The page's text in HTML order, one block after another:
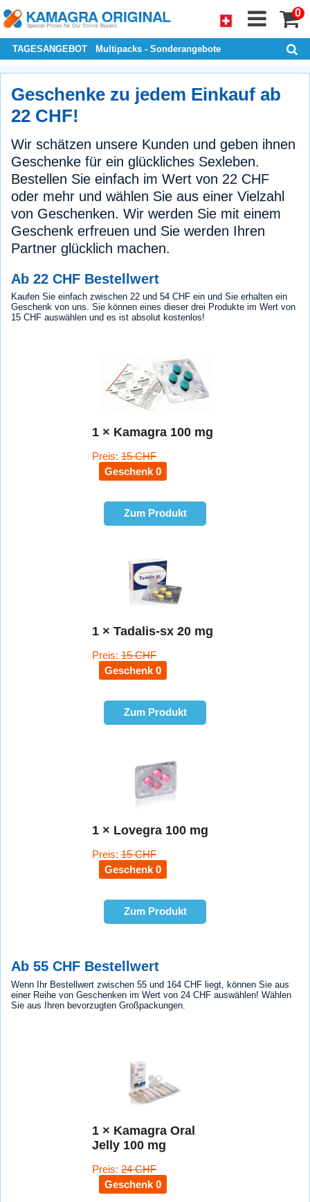
0
TAGESANGEBOT Multipacks - Sonderangebote
Geschenke zu jedem Einkauf ab
22 CHF!
Wir schätzen unsere Kunden und geben ihnen
Geschenke für ein glückliches Sexleben.
Bestellen Sie einfach im Wert von 22 CHF
oder mehr und wählen Sie aus einer Vielzahl
von Geschenken. Wir werden Sie mit einem
Geschenk erfreuen und Sie werden Ihren
Partner glücklich machen.
Ab 22 CHF Bestellwert
Kaufen Sie einfach zwischen 22 und 54 CHF ein und Sie erhalten ein
Geschenk von uns. Sie können eines dieser drei Produkte im Wert von
15 CHF auswählen und es ist absolut kostenlos!
1 × Kamagra 100 mg
Preis: 15 CHF
Geschenk 0
Zum Produkt
1 × Tadalis-sx 20 mg
Preis: 15 CHF
Geschenk 0
Zum Produkt
1 × Lovegra 100 mg
Preis: 15 CHF
Geschenk 0
Zum Produkt
Ab 55 CHF Bestellwert
Wenn Ihr Bestellwert zwischen 55 und 164 CHF liegt, können Sie aus
einer Reihe von Geschenken im Wert von 24 CHF auswählen! Wählen
Sie aus Ihren bevorzugten Großpackungen.
1 × Kamagra Oral
Jelly 100 mg
Preis: 24 CHF
Geschenk 0